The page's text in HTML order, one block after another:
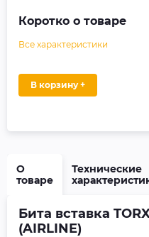
Коротко о товаре
Все характеристики
В корзину +
О
товаре
Технические
Бита вставка
(AIRLINE)